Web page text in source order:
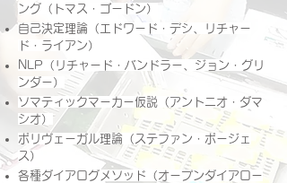
ング（トマス・ゴードン）
自己決定理論（エドワード・デシ、リチャー
ド・ライアン）
NLP（リチャード・バンドラー、ジョン・グリ
ンダー）
ソマティックマーカー仮説（アントニオ・ダマ
シオ）
ポリヴェーガル理論（ステファン・ポージェ
ス）
​各種ダイアログメソッド（オープンダイアロー